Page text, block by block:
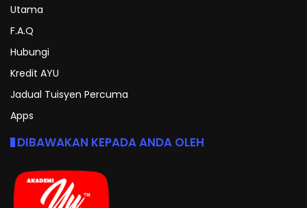
Utama
F.A.Q
Hubungi
Kredit AYU
Jadual Tuisyen Percuma
Apps
DIBAWAKAN KEPADA ANDA OLEH